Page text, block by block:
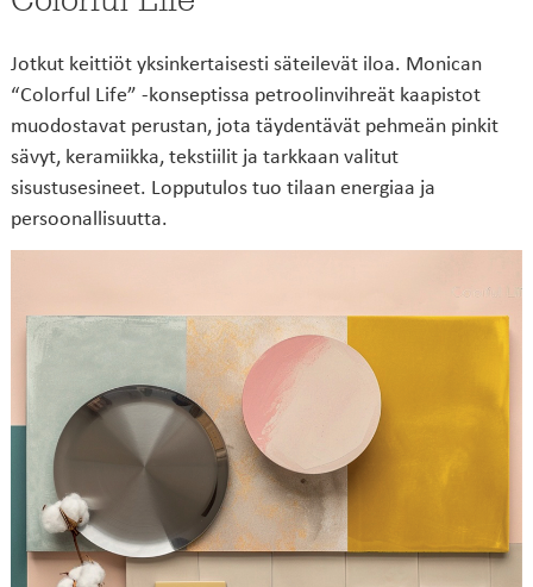
Jotkut keittiöt yksinkertaisesti säteilevät iloa. Monican
“Colorful Life” -konseptissa petroolinvihreät kaapistot
muodostavat perustan, jota täydentävät pehmeän pinkit
sävyt, keramiikka, tekstiilit ja tarkkaan valitut
sisustusesineet. Lopputulos tuo tilaan energiaa ja
persoonallisuutta.